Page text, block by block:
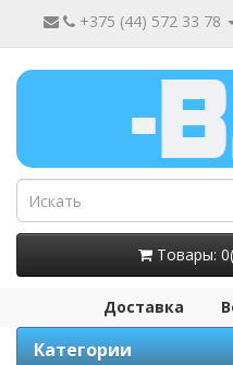
+375 (44) 572 33 78
Товары:
Доставка
Категории